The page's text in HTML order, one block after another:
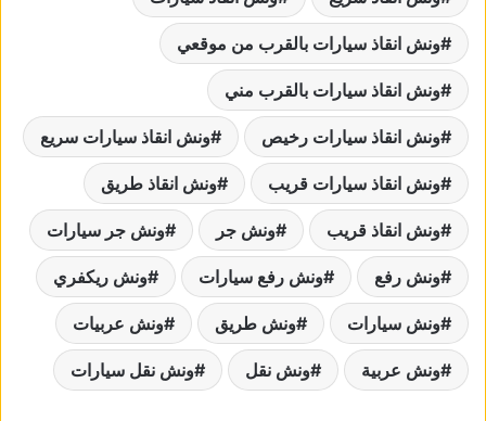
ونش انقاذ سيارات بالقرب من موقعي
ونش انقاذ سيارات بالقرب مني
ونش انقاذ سيارات رخيص ونش انقاذ سيارات سريع
ونش انقاذ سيارات قريب ونش انقاذ طريق
ونش انقاذ قريب ونش جر ونش جر سيارات
ونش رفع ونش رفع سيارات ونش ريكفري
ونش سيارات ونش طريق ونش عربيات
ونش عربية ونش نقل ونش نقل سيارات